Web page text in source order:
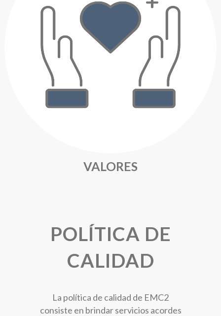
VALORES
POLÍTICA DE
CALIDAD
La política de calidad de EMC2
consiste en brindar servicios acordes